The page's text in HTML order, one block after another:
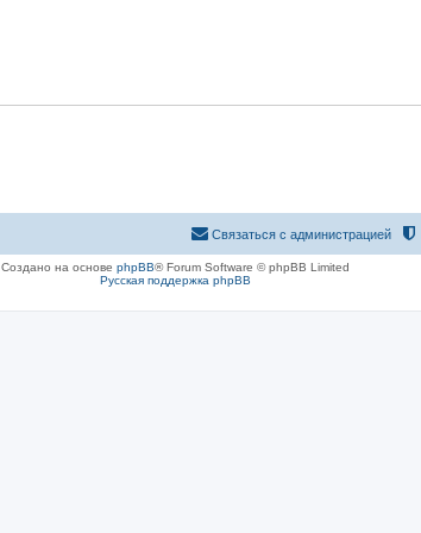
Связаться с администрацией
Создано на основе phpBB® Forum Software © phpBB Limited
Русская поддержка phpBB